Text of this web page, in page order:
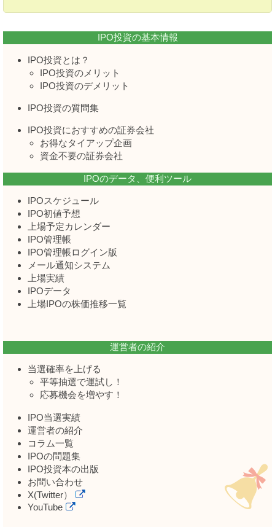
IPO投資の基本情報
IPO投資とは？
IPO投資のメリット
IPO投資のデメリット
IPO投資の質問集
IPO投資におすすめの証券会社
お得なタイアップ企画
資金不要の証券会社
IPOのデータ、便利ツール
IPOスケジュール
IPO初値予想
上場予定カレンダー
IPO管理帳
IPO管理帳ログイン版
メール通知システム
上場実績
IPOデータ
上場IPOの株価推移一覧
運営者の紹介
当選確率を上げる
平等抽選で運試し！
応募機会を増やす！
IPO当選実績
運営者の紹介
コラム一覧
IPOの問題集
IPO投資本の出版
お問い合わせ
X(Twitter）
YouTube